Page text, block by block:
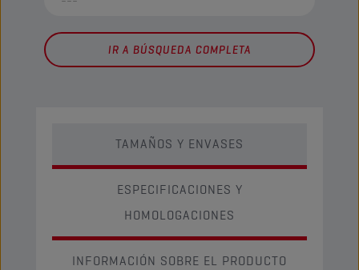
IR A BÚSQUEDA COMPLETA
TAMAÑOS Y ENVASES
ESPECIFICACIONES Y
HOMOLOGACIONES
INFORMACIÓN SOBRE EL PRODUCTO